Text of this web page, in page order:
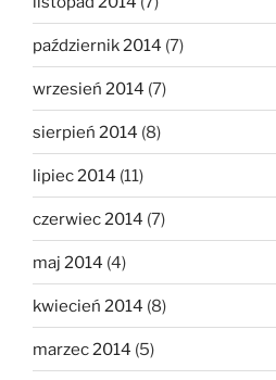
październik 2014 (7)
wrzesień 2014 (7)
sierpień 2014 (8)
lipiec 2014 (11)
czerwiec 2014 (7)
maj 2014 (4)
kwiecień 2014 (8)
marzec 2014 (5)